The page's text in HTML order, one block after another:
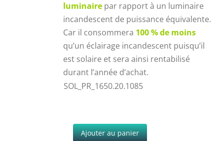
luminaire par rapport à un luminaire
incandescent de puissance équivalente.
Car il consommera 100 % de moins
qu’un éclairage incandescent puisqu’il
est solaire et sera ainsi rentabilisé
durant l’année d’achat.
SOL_PR_1650.20.1085
Ajouter au panier